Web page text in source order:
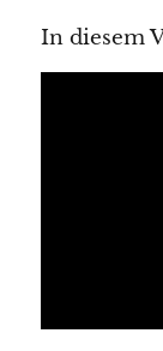
In diesem